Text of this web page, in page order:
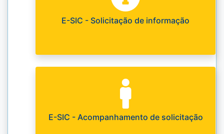
E-SIC - Solicitação de informação
E-SIC - Acompanhamento de solicitação